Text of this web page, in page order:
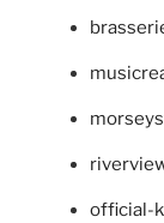
official-